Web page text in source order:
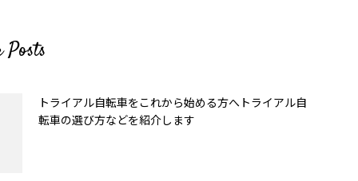
トライアル自転車をこれから始める方へトライアル自
転車の選び方などを紹介します